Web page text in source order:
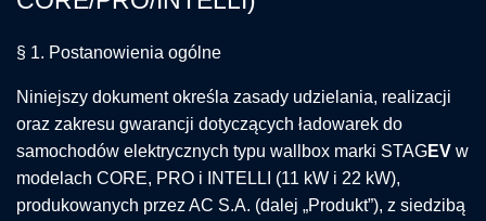
§ 1. Postanowienia ogólne
Niniejszy dokument określa zasady udzielania, realizacji
oraz zakresu gwarancji dotyczących ładowarek do
samochodów elektrycznych typu wallbox marki STAGEV w
modelach CORE, PRO i INTELLI (11 kW i 22 kW),
produkowanych przez AC S.A. (dalej „Produkt”), z siedzibą